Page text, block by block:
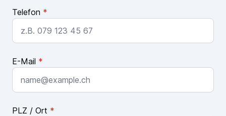
Telefon *
E-Mail *
PLZ / Ort *